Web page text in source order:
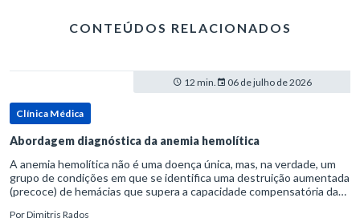
CONTEÚDOS RELACIONADOS
12 min. 06 de julho de 2026
Clínica Médica
Abordagem diagnóstica da anemia hemolítica
A anemia hemolítica não é uma doença única, mas, na verdade, um
grupo de condições em que se identifica uma destruição aumentada
(precoce) de hemácias que supera a capacidade compensatória da
PorDimitris Rados